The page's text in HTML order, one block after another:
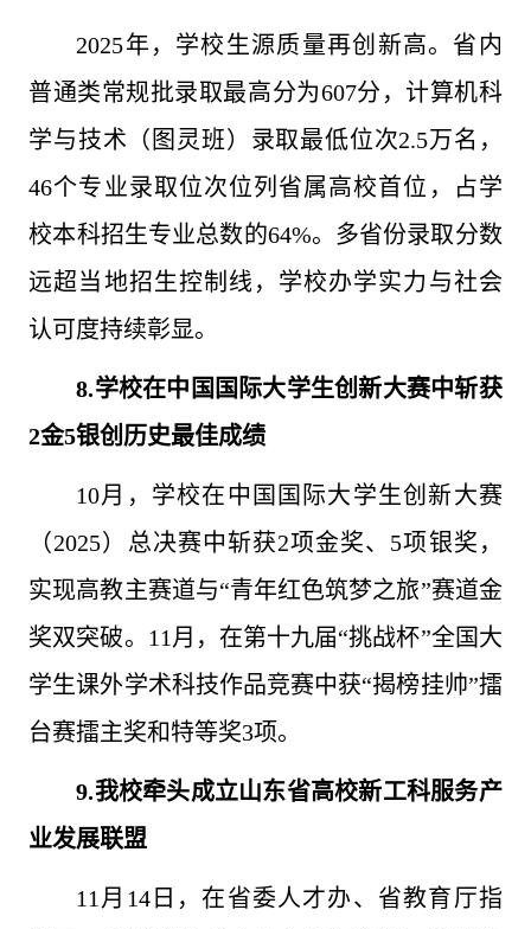
2025年，学校生源质量再创新高。省内
普通类常规批录取最高分为607分，计算机科
学与技术（图灵班）录取最低位次2.5万名，
46个专业录取位次位列省属高校首位，占学
校本科招生专业总数的64%。多省份录取分数
远超当地招生控制线，学校办学实力与社会
认可度持续彰显。
8.学校在中国国际大学生创新大赛中斩获
2金5银创历史最佳成绩
10月，学校在中国国际大学生创新大赛
（2025）总决赛中斩获2项金奖、5项银奖，
实现高教主赛道与“青年红色筑梦之旅”赛道金
奖双突破。11月，在第十九届“挑战杯”全国大
学生课外学术科技作品竞赛中获“揭榜挂帅”擂
台赛擂主奖和特等奖3项。
9.我校牵头成立山东省高校新工科服务产
业发展联盟
11月14日，在省委人才办、省教育厅指